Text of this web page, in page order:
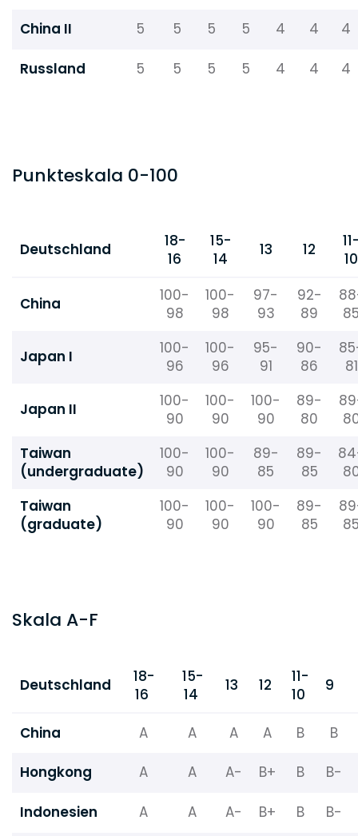
China II 5 5 5 5 4 4 4
Russland 5 5 5 5 4 4 4
Punkteskala 0-100
Deutschland
18-
16
15-
14
13 12
10
China
100-
98
100-
98
97-
93
92-
89
Japan I
100-
96
100-
96
95-
91
90-
86
81
Japan II
100-
90
100-
90
100-
90
89-
80
Taiwan
(undergraduate)
100-
90
100-
90
89-
85
89-
85
Taiwan
(graduate)
100-
90
100-
90
100-
90
89-
85
Skala A-F
Deutschland
18-
16
15-
14
13 12
11-
10
9
China A A A A B B
Hongkong A A A- B+ B B-
Indonesien A A A- B+ B
B-